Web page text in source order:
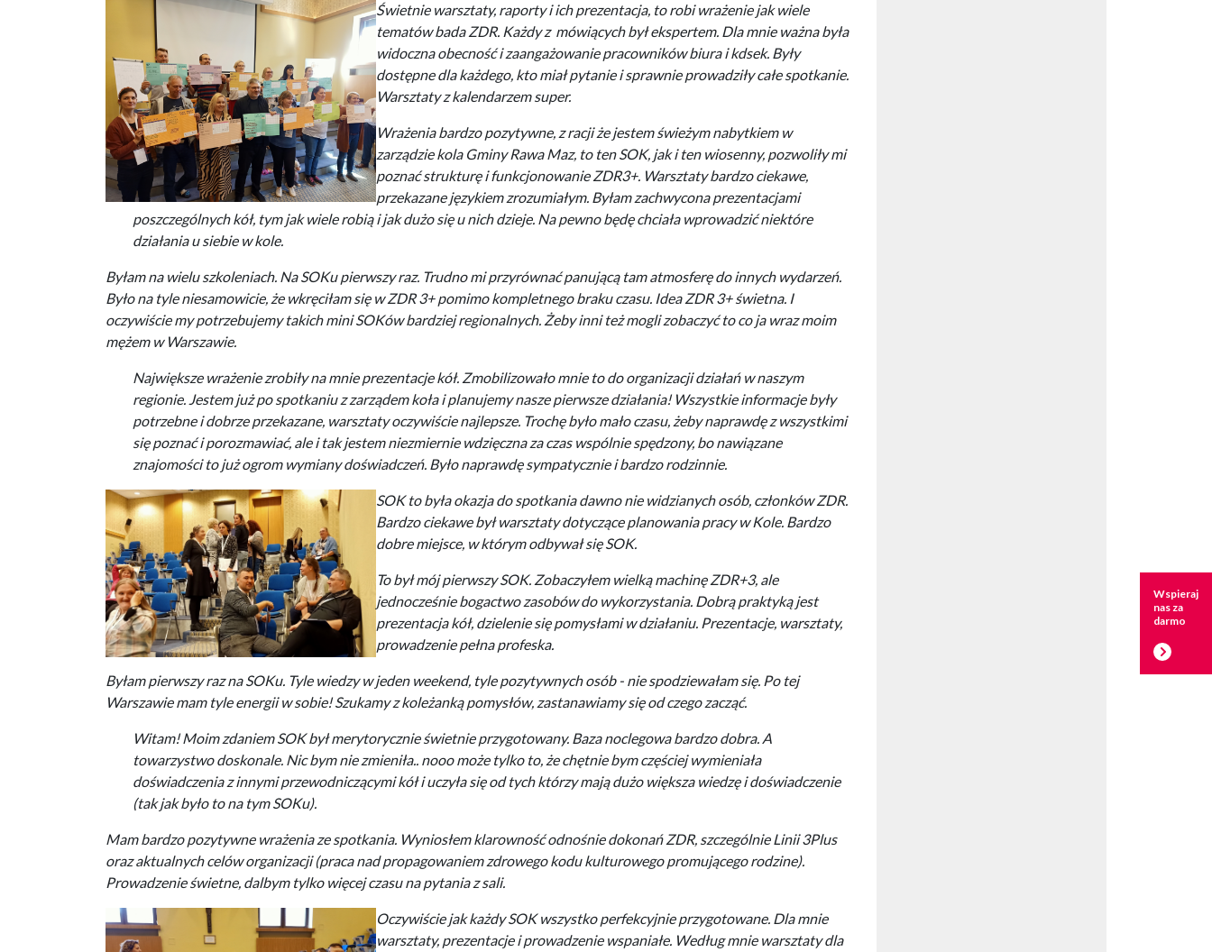
Świetnie warsztaty, raporty i ich prezentacja, to robi wrażenie jak wiele
tematów bada ZDR. Każdy z mówiących był ekspertem. Dla mnie ważna była
widoczna obecność i zaangażowanie pracowników biura i kdsek. Były
dostępne dla każdego, kto miał pytanie i sprawnie prowadziły całe spotkanie.
Warsztaty z kalendarzem super.
Wrażenia bardzo pozytywne, z racji że jestem świeżym nabytkiem w
zarządzie kola Gminy Rawa Maz, to ten SOK, jak i ten wiosenny, pozwoliły mi
poznać strukturę i funkcjonowanie ZDR3+. Warsztaty bardzo ciekawe,
przekazane językiem zrozumiałym. Byłam zachwycona prezentacjami
poszczególnych kół, tym jak wiele robią i jak dużo się u nich dzieje. Na pewno będę chciała wprowadzić niektóre
działania u siebie w kole.
Byłam na wielu szkoleniach. Na SOKu pierwszy raz. Trudno mi przyrównać panującą tam atmosferę do innych wydarzeń.
Było na tyle niesamowicie, że wkręciłam się w ZDR 3+ pomimo kompletnego braku czasu. Idea ZDR 3+ świetna. I
oczywiście my potrzebujemy takich mini SOKów bardziej regionalnych. Żeby inni też mogli zobaczyć to co ja wraz moim
mężem w Warszawie.
Największe wrażenie zrobiły na mnie prezentacje kół. Zmobilizowało mnie to do organizacji działań w naszym
regionie. Jestem już po spotkaniu z zarządem koła i planujemy nasze pierwsze działania! Wszystkie informacje były
potrzebne i dobrze przekazane, warsztaty oczywiście najlepsze. Trochę było mało czasu, żeby naprawdę z wszystkimi
się poznać i porozmawiać, ale i tak jestem niezmiernie wdzięczna za czas wspólnie spędzony, bo nawiązane
znajomości to już ogrom wymiany doświadczeń. Było naprawdę sympatycznie i bardzo rodzinnie.
SOK to była okazja do spotkania dawno nie widzianych osób, członków ZDR.
Bardzo ciekawe był warsztaty dotyczące planowania pracy w Kole. Bardzo
dobre miejsce, w którym odbywał się SOK.
To był mój pierwszy SOK. Zobaczyłem wielką machinę ZDR+3, ale
jednocześnie bogactwo zasobów do wykorzystania. Dobrą praktyką jest
prezentacja kół, dzielenie się pomysłami w działaniu. Prezentacje, warsztaty,
prowadzenie pełna profeska.
Byłam pierwszy raz na SOKu. Tyle wiedzy w jeden weekend, tyle pozytywnych osób - nie spodziewałam się. Po tej
Warszawie mam tyle energii w sobie! Szukamy z koleżanką pomysłów, zastanawiamy się od czego zacząć.
Witam! Moim zdaniem SOK był merytorycznie świetnie przygotowany. Baza noclegowa bardzo dobra. A
towarzystwo doskonale. Nic bym nie zmieniła.. nooo może tylko to, że chętnie bym częściej wymieniała
doświadczenia z innymi przewodniczącymi kół i uczyła się od tych którzy mają dużo większa wiedzę i doświadczenie
(tak jak było to na tym SOKu).
Mam bardzo pozytywne wrażenia ze spotkania. Wyniosłem klarowność odnośnie dokonań ZDR, szczególnie Linii 3Plus
oraz aktualnych celów organizacji (praca nad propagowaniem zdrowego kodu kulturowego promującego rodzine).
Prowadzenie świetne, dalbym tylko więcej czasu na pytania z sali.
Oczywiście jak każdy SOK wszystko perfekcyjnie przygotowane. Dla mnie
warsztaty, prezentacje i prowadzenie wspaniałe. Według mnie warsztaty dla
Wspieraj
nas za
darmo